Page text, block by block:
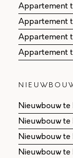
Appartement
Appartement
Appartement
Appartement
Nieuwbouw
Nieuwbouw
Nieuwbouw te
Nieuwbouw